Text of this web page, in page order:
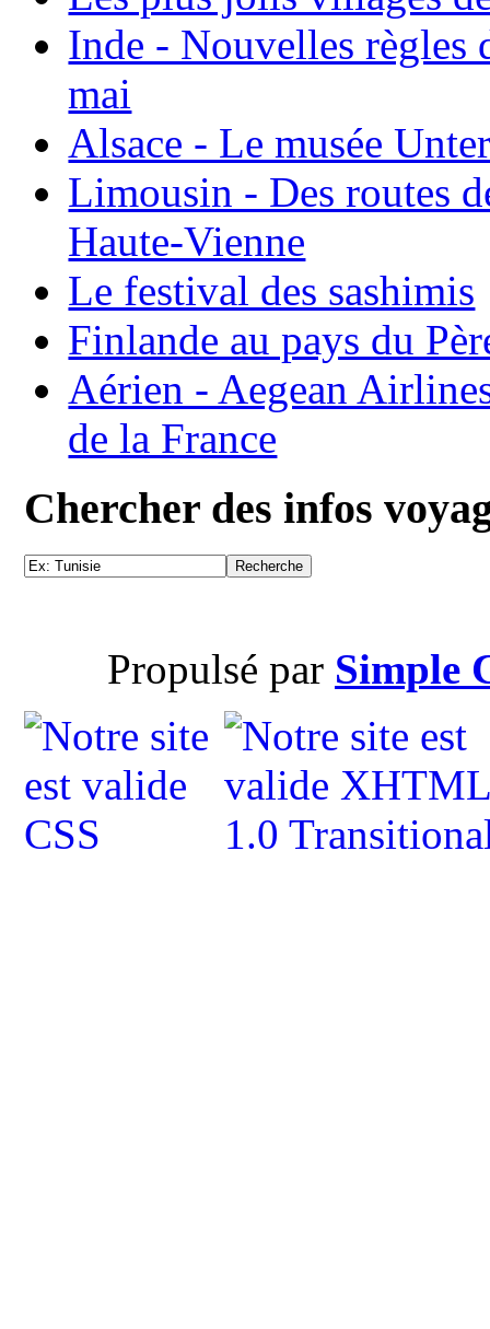
Inde - Nouvelles règles
mai
Alsace - Le musée
Limousin - Des routes
Haute-Vienne
Le festival des sashimis
Finlande au pays du
Aérien - Aegean
de la France
Chercher des infos
Propulsé par Simple